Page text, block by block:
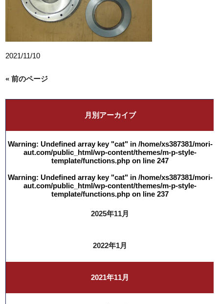
2021/11/10
« 前のページ
月別アーカイブ
Warning: Undefined array key "cat" in /home/xs387381/mori-
aut.com/public_html/wp-content/themes/m-p-style-
template/functions.php on line 247
Warning: Undefined array key "cat" in /home/xs387381/mori-
aut.com/public_html/wp-content/themes/m-p-style-
template/functions.php on line 237
2025年11月
2022年1月
2021年11月